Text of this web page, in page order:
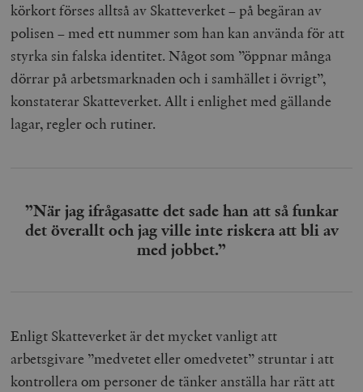
körkort förses alltså av Skatteverket – på begäran av
polisen – med ett nummer som han kan använda för att
styrka sin falska identitet. Något som ”öppnar många
dörrar på arbetsmarknaden och i samhället i övrigt”,
konstaterar Skatteverket. Allt i enlighet med gällande
lagar, regler och rutiner.
”När jag ifrågasatte det sade han att så funkar
det överallt och jag ville inte riskera att bli av
med jobbet.”
Enligt Skatteverket är det mycket vanligt att
arbetsgivare ”medvetet eller omedvetet” struntar i att
kontrollera om personer de tänker anställa har rätt att